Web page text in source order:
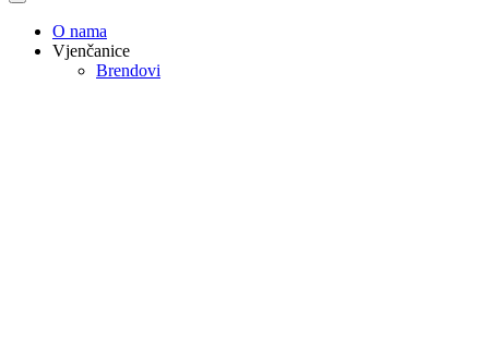
O nama
Vjenčanice
Brendovi